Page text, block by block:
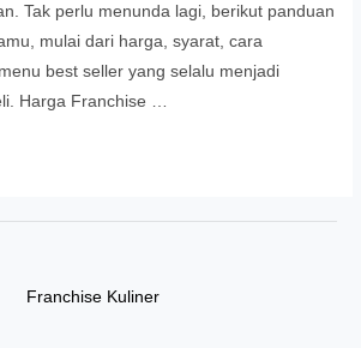
Tak perlu menunda lagi, berikut panduan
mulai dari harga, syarat, cara
best seller yang selalu menjadi
Harga Franchise …
Franchise Kuliner